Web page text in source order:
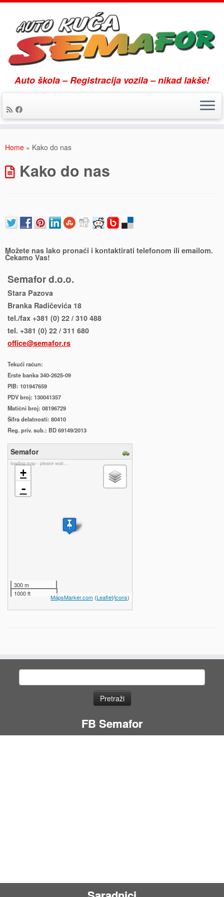
Auto škola – Registracija vozila – nikad lakše!
Home » Kako do nas
Kako do nas
Možete nas lako pronaći i kontaktirati telefonom ili emailom.
Čekamo Vas!
Semafor d.o.o.
Stara Pazova
Branka Radičevića 18
tel./fax +381 (0) 22 / 310 488
tel. +381 (0) 22 / 311 680
office@semafor.rs
Tekući račun:
Erste banka 340-2625-09
PIB: 101947659
PDV broj: 130041357
Matični broj: 08196729
Šifra delatnosti: 80410
Reg. priv. sub.: BD 69149/2013
Semafor
loading map - please wait...
+
-
300 m
1000 ft
MapsMarker.com (Leaflet/icons)
FB Semafor